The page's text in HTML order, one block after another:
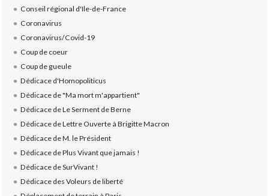
Conseil régional d'Ile-de-France
Coronavirus
Coronavirus/Covid-19
Coup de coeur
Coup de gueule
Dédicace d'Homopoliticus
Dédicace de "Ma mort m'appartient"
Dédicace de Le Serment de Berne
Dédicace de Lettre Ouverte à Brigitte Macron
Dédicace de M. le Président
Dédicace de Plus Vivant que jamais !
Dédicace de SurVivant !
Dédicace des Voleurs de liberté